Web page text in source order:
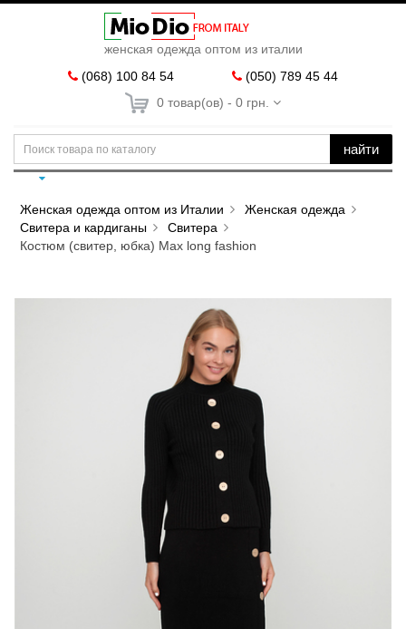
женская одежда оптом из италии
(068) 100 84 54
(050) 789 45 44
0 товар(ов) - 0 грн.
найти
Женская одежда оптом из Италии
Женская одежда
Свитера и кардиганы
Свитера
Костюм (свитер, юбка) Max long fashion